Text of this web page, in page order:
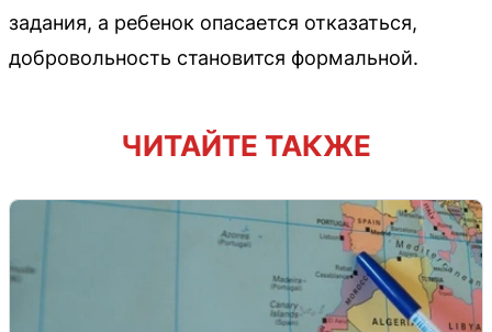
задания, а ребенок опасается отказаться,
добровольность становится формальной.
ЧИТАЙТЕ ТАКЖЕ